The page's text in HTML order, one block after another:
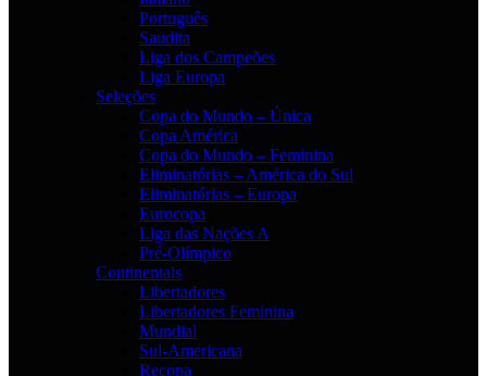
Português
Saudita
Liga dos Campeões
Liga Europa
Seleções
Copa do Mundo – Única
Copa América
Copa do Mundo – Feminina
Eliminatórias – América do Sul
Eliminatórias – Europa
Eurocopa
Liga das Nações A
Pré-Olímpico
Continentais
Libertadores
Libertadores Feminina
Mundial
Sul-Americana
Recopa